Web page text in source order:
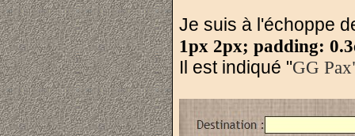
Je suis à l'échoppe
1px 2px; padding:
Il est indiqué "GG